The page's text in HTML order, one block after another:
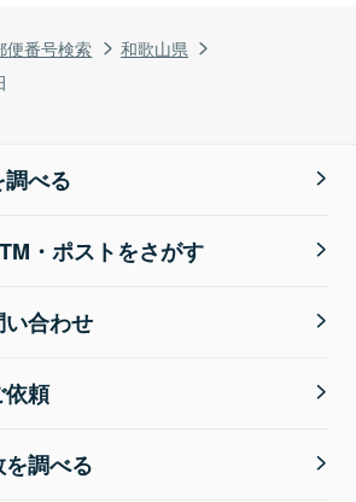
便番号検索
和歌山県
べる
・ポストをさがす
合わせ
依頼
調べる